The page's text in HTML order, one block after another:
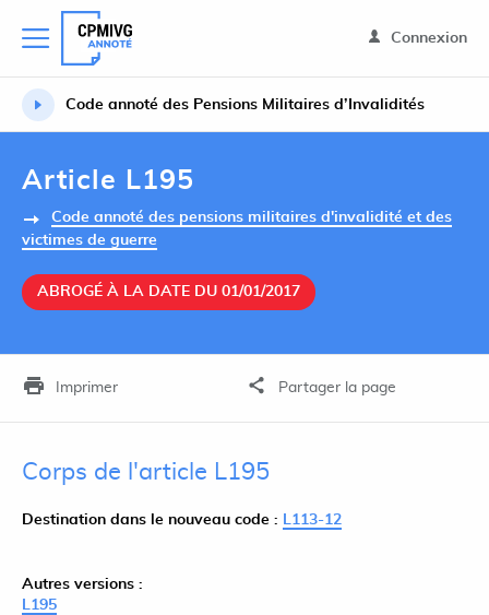
Connexion
Code annoté des Pensions Militaires d’Invalidités
Article L195
Code annoté des pensions militaires d'invalidité et des
victimes de guerre
ABROGÉ À LA DATE DU 01/01/2017
Imprimer Partager la page
Corps de l'article L195
Destination dans le nouveau code : L113-12
Autres versions :
L195